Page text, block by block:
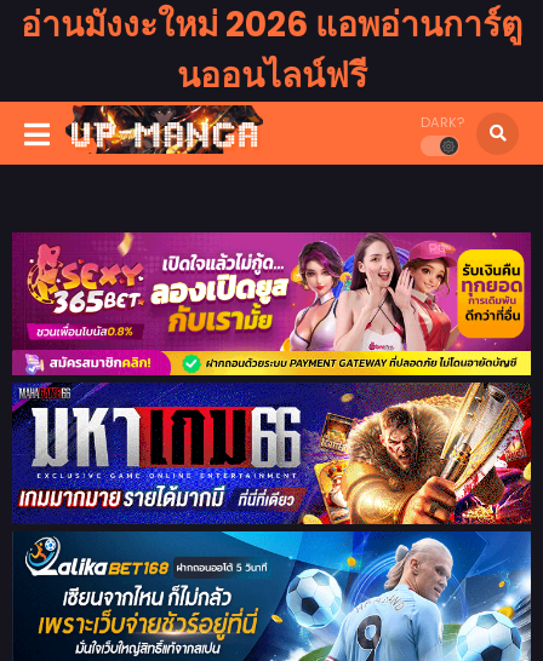
อ่านมังงะใหม่ 2026 แอพอ่านการ์ตู
นออนไลน์ฟรี
DARK?